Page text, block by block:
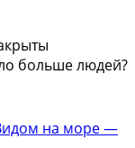
больше людей?